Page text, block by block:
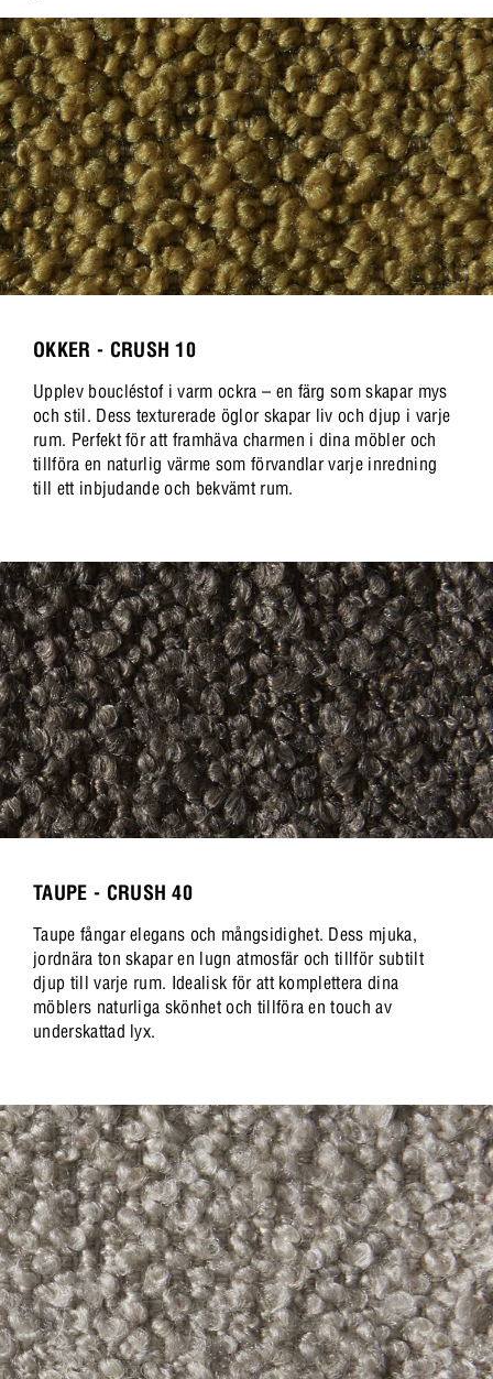
OKKER - CRUSH 10
Upplev boucléstof i varm ockra – en färg som skapar mys
och stil. Dess texturerade öglor skapar liv och djup i varje
rum. Perfekt för att framhäva charmen i dina möbler och
tillföra en naturlig värme som förvandlar varje inredning
till ett inbjudande och bekvämt rum.
TAUPE - CRUSH 40
Taupe fångar elegans och mångsidighet. Dess mjuka,
jordnära ton skapar en lugn atmosfär och tillför subtilt
djup till varje rum. Idealisk för att komplettera dina
möblers naturliga skönhet och tillföra en touch av
underskattad lyx.